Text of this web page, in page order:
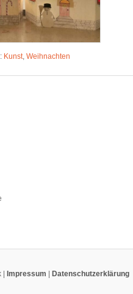
Kunst,Weihnachten
| Impressum | Datenschutzerklärung